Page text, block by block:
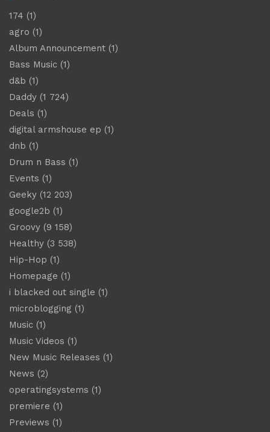
174 (1)
agro (1)
Album Announcement (1)
Bass Music (1)
d&b (1)
Daddy (1 724)
Deals (1)
digital armshouse ep (1)
dnb (1)
Drum n Bass (1)
Events (1)
Geeky (12 203)
google2b (1)
Groovy (9 158)
Healthy (3 538)
Hip-Hop (1)
Homepage (1)
i blacked out single (1)
microblogging (1)
Music (1)
Music Videos (1)
New Music Releases (1)
News (2)
operatingsystems (1)
premiere (1)
Previews (1)